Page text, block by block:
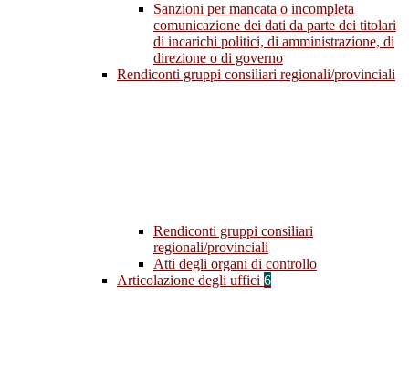
Sanzioni per mancata o incompleta
comunicazione dei dati da parte dei titolari
di incarichi politici, di amministrazione, di
direzione o di governo
Rendiconti gruppi consiliari regionali/provinciali
Rendiconti gruppi consiliari
regionali/provinciali
Atti degli organi di controllo
Articolazione degli uffici 6